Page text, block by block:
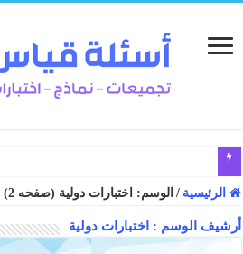
الرئيسية / الوسم: اختبارات دولية (صفحه 2)
أرشيف الوسم : اختبارات دولية